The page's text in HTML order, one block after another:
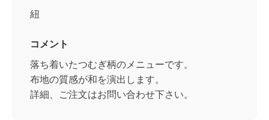
紐
コメント
落ち着いたつむぎ柄のメニューです。
布地の質感が和を演出します。
詳細、ご注文はお問い合わせ下さい。